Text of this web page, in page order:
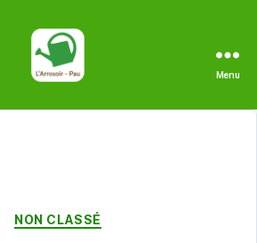
Menu
Catégories
NON CLASSÉ